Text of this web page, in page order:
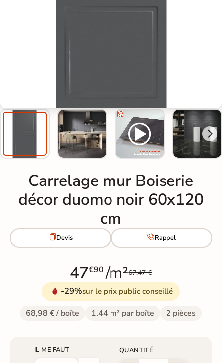
Carrelage mur Boiserie
décor duomo noir 60x120
cm
Devis Rappel
47€90 /m²67,47 €
-29%sur le prix public conseillé
68,98 € / boîte 1.44 m² par boîte 2 pièces
IL ME FAUT QUANTITÉ